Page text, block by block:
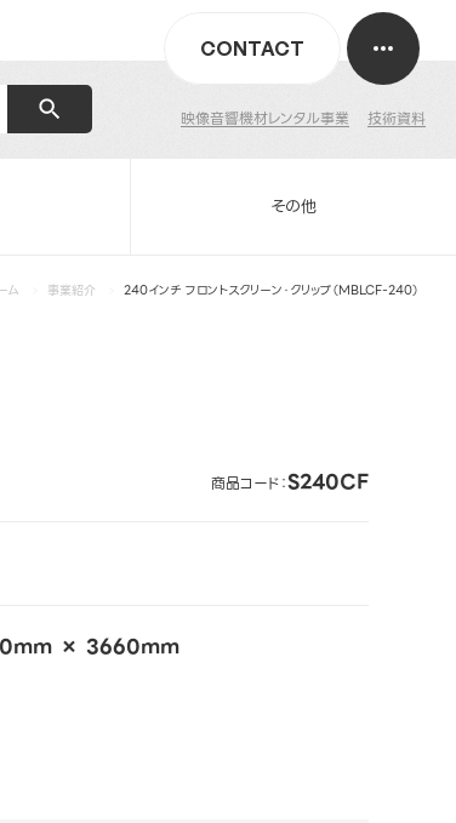
映像音響機材レンタル事業 技術資料
CONTACT
その他
ム 事業紹介 240インチ フロントスクリーン・クリップ（MBLCF-240）
商品コード：S240CF
× 3660mm